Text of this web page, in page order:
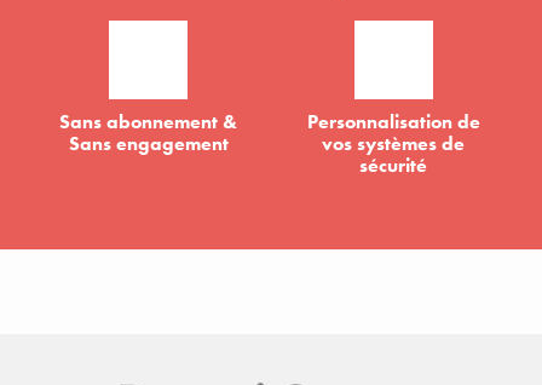
Sans abonnement &
Sans engagement
Personnalisation de
vos systèmes de
sécurité